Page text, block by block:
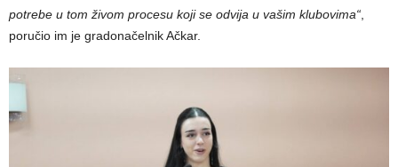
potrebe u tom živom procesu koji se odvija u vašim klubovima“
poručio im je gradonačelnik Ačkar.